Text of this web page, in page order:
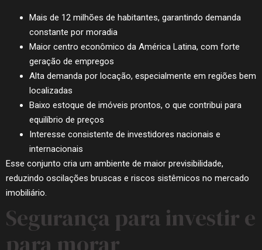
Mais de 12 milhões de habitantes, garantindo demanda
constante por moradia
Maior centro econômico da América Latina, com forte
geração de empregos
Alta demanda por locação, especialmente em regiões bem
localizadas
Baixo estoque de imóveis prontos, o que contribui para
equilíbrio de preços
Interesse consistente de investidores nacionais e
internacionais
Esse conjunto cria um ambiente de maior previsibilidade,
reduzindo oscilações bruscas e riscos sistêmicos no mercado
imobiliário.
Segurança para investir e